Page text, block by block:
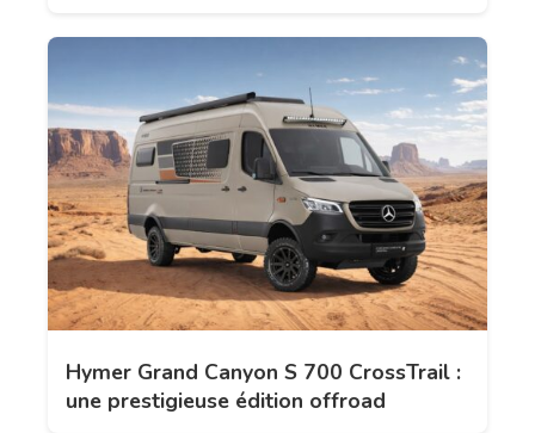
Hymer Grand Canyon S 700 CrossTrail :
une prestigieuse édition offroad